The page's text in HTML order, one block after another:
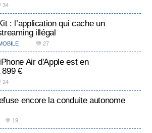
34
: l’application qui cache un
illégal
💬 27
Air d'Apple est en
€
24
encore la conduite autonome
💬 19